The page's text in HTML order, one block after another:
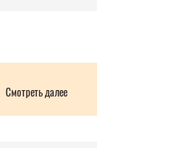
Смотреть далее